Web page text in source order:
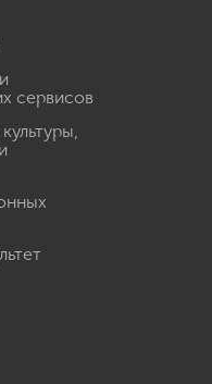
сервисов